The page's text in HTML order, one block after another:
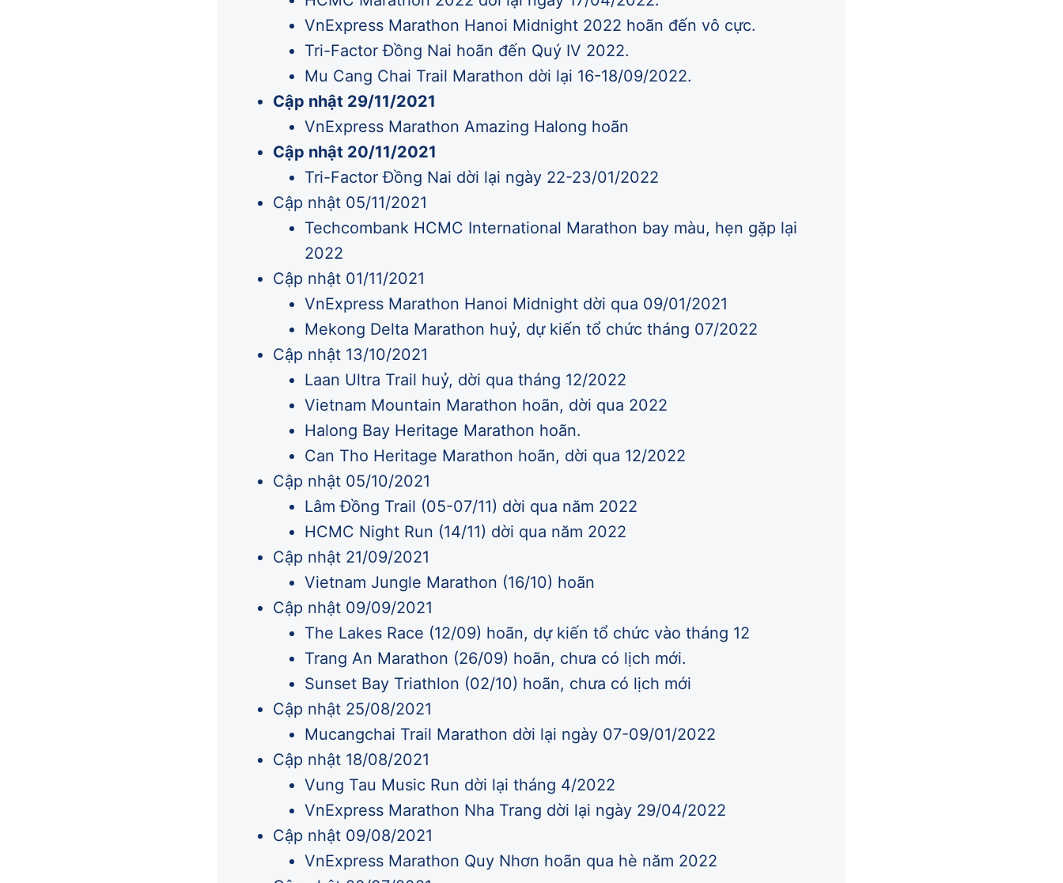
VnExpress Marathon Hanoi Midnight 2022 hoãn đến vô cực.
Tri-Factor Đồng Nai hoãn đến Quý IV 2022.
Mu Cang Chai Trail Marathon dời lại 16-18/09/2022.
Cập nhật 29/11/2021
VnExpress Marathon Amazing Halong hoãn
Cập nhật 20/11/2021
Tri-Factor Đồng Nai dời lại ngày 22-23/01/2022
Cập nhật 05/11/2021
Techcombank HCMC International Marathon bay màu, hẹn gặp lại
2022
Cập nhật 01/11/2021
VnExpress Marathon Hanoi Midnight dời qua 09/01/2021
Mekong Delta Marathon huỷ, dự kiến tổ chức tháng 07/2022
Cập nhật 13/10/2021
Laan Ultra Trail huỷ, dời qua tháng 12/2022
Vietnam Mountain Marathon hoãn, dời qua 2022
Halong Bay Heritage Marathon hoãn.
Can Tho Heritage Marathon hoãn, dời qua 12/2022
Cập nhật 05/10/2021
Lâm Đồng Trail (05-07/11) dời qua năm 2022
HCMC Night Run (14/11) dời qua năm 2022
Cập nhật 21/09/2021
Vietnam Jungle Marathon (16/10) hoãn
Cập nhật 09/09/2021
The Lakes Race (12/09) hoãn, dự kiến tổ chức vào tháng 12
Trang An Marathon (26/09) hoãn, chưa có lịch mới.
Sunset Bay Triathlon (02/10) hoãn, chưa có lịch mới
Cập nhật 25/08/2021
Mucangchai Trail Marathon dời lại ngày 07-09/01/2022
Cập nhật 18/08/2021
Vung Tau Music Run dời lại tháng 4/2022
VnExpress Marathon Nha Trang dời lại ngày 29/04/2022
Cập nhật 09/08/2021
VnExpress Marathon Quy Nhơn hoãn qua hè năm 2022